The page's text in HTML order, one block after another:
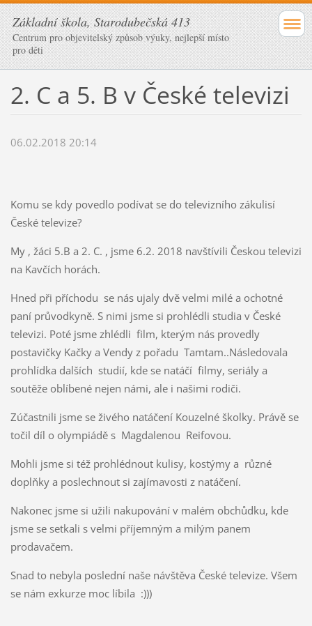
Základní škola, Starodubečská 413
Centrum pro objevitelský způsob výuky, nejlepší místo
pro děti
2. C a 5. B v České televizi
06.02.2018 20:14
Komu se kdy povedlo podívat se do televizního zákulisí
České televize?
My , žáci 5.B a 2. C. , jsme 6.2. 2018 navštívili Českou televizi
na Kavčích horách.
Hned při příchodu se nás ujaly dvě velmi milé a ochotné
paní průvodkyně. S nimi jsme si prohlédli studia v České
televizi. Poté jsme zhlédli film, kterým nás provedly
postavičky Kačky a Vendy z pořadu Tamtam..Následovala
prohlídka dalších studií, kde se natáčí filmy, seriály a
soutěže oblíbené nejen námi, ale i našimi rodiči.
Zúčastnili jsme se živého natáčení Kouzelné školky. Právě se
točil díl o olympiádě s Magdalenou Reifovou.
Mohli jsme si též prohlédnout kulisy, kostýmy a různé
doplňky a poslechnout si zajímavosti z natáčení.
Nakonec jsme si užili nakupování v malém obchůdku, kde
jsme se setkali s velmi příjemným a milým panem
prodavačem.
Snad to nebyla poslední naše návštěva České televize. Všem
se nám exkurze moc líbila :)))